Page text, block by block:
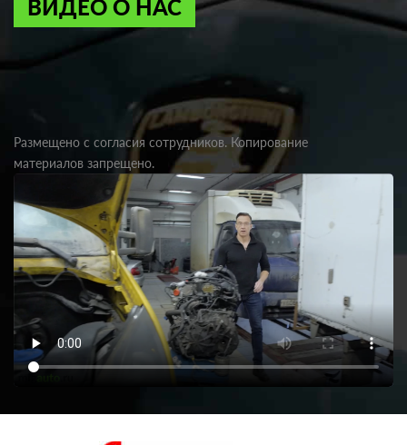
ВИДЕО О НАС
Размещено с согласия сотрудников. Копирование
материалов запрещено.